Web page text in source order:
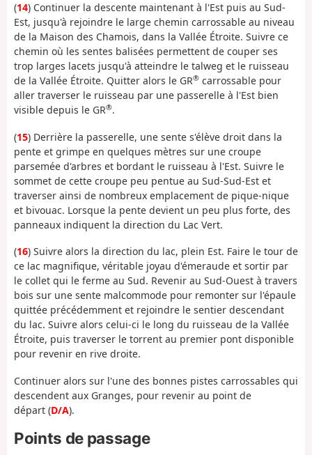
(14) Continuer la descente maintenant à l'Est puis au Sud-
Est, jusqu'à rejoindre le large chemin carrossable au niveau
de la Maison des Chamois, dans la Vallée Étroite. Suivre ce
chemin où les sentes balisées permettent de couper ses
trop larges lacets jusqu'à atteindre le talweg et le ruisseau
de la Vallée Étroite. Quitter alors le GR® carrossable pour
aller traverser le ruisseau par une passerelle à l'Est bien
visible depuis le GR®.
(15) Derrière la passerelle, une sente s'élève droit dans la
pente et grimpe en quelques mètres sur une croupe
parsemée d'arbres et bordant le ruisseau à l'Est. Suivre le
sommet de cette croupe peu pentue au Sud-Sud-Est et
traverser ainsi de nombreux emplacement de pique-nique
et bivouac. Lorsque la pente devient un peu plus forte, des
panneaux indiquent la direction du Lac Vert.
(16) Suivre alors la direction du lac, plein Est. Faire le tour de
ce lac magnifique, véritable joyau d'émeraude et sortir par
le collet qui le ferme au Sud. Revenir au Sud-Ouest à travers
bois sur une sente malcommode pour remonter sur l'épaule
quittée précédemment et rejoindre le sentier descendant
du lac. Suivre alors celui-ci le long du ruisseau de la Vallée
Étroite, puis traverser le torrent au premier pont disponible
pour revenir en rive droite.
Continuer alors sur l'une des bonnes pistes carrossables qui
descendent aux Granges, pour revenir au point de
départ (D/A).
Points de passage